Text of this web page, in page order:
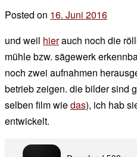
Posted on 16. Juni 2016
chef
und weil hierauch noch die
mühle bzw. sägewerk
noch zwei aufnahmen
betrieb zeigen. die bilder sind
selben film wiedas), ich hab
entwickelt.